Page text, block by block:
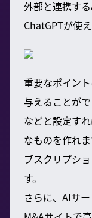
外部と連携す
ChatGPTが使
重要なポイン
与えることが
などと設定す
なものを作れ
ブスクリプシ
す。
さらに、AIサ